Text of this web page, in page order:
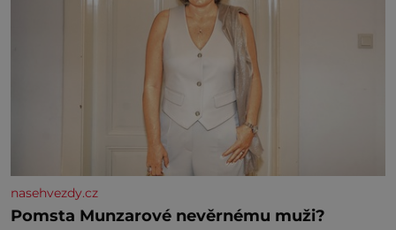
nasehvezdy.cz
Pomsta Munzarové nevěrnému muži?